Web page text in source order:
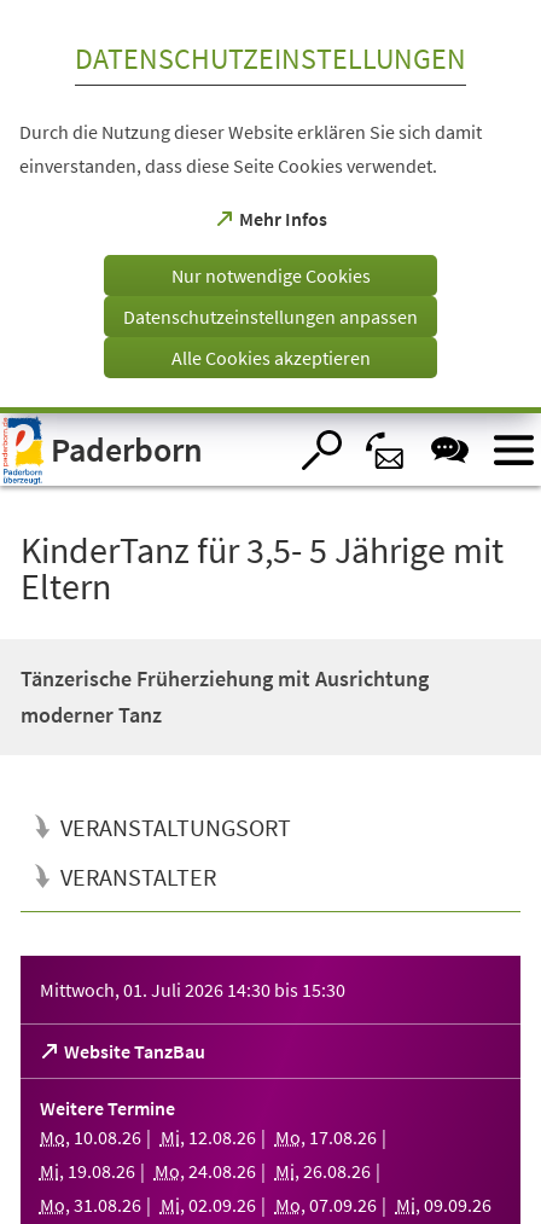
Visuelle
Assistenzsoftware
öffnen.
DATENSCHUTZEINSTELLUNGEN
Durch die Nutzung dieser Website erklären Sie sich damit
einverstanden, dass diese Seite Cookies verwendet.
Mehr Infos
(Öffnet
einem
Tab)
Nur notwendige Cookies
Datenschutzeinstellungen anpassen
Alle Cookies akzeptieren
Paderborn
KinderTanz für 3,5- 5 Jährige mit
Eltern
Tänzerische Früherziehung mit Ausrichtung
moderner Tanz
VERANSTALTUNGSORT
VERANSTALTER
Mittwoch, 01. Juli 2026 14:30 bis 15:30
Website TanzBau
(Öffnet
in
einem
neuen
Tab)
Weitere Termine
Mo, 10.08.26 Mi, 12.08.26 Mo, 17.08.26
Mi, 19.08.26 Mo, 24.08.26 Mi, 26.08.26
Mo, 31 .08.26 Mi, 02.09.26 Mo, 07.09.26 Mi, 09.09.26